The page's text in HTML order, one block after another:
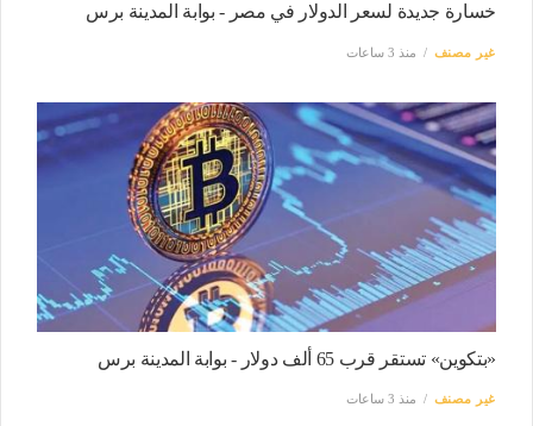
خسارة جديدة لسعر الدولار في مصر - بوابة المدينة برس
غير مصنف منذ 3 ساعات
«بتكوين» تستقر قرب 65 ألف دولار - بوابة المدينة برس
غير مصنف منذ 3 ساعات